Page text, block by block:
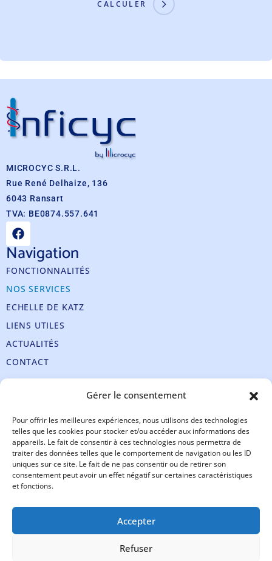
Gérer le consentement
Pour offrir les meilleures expériences, nous utilisons des technologies
telles que les cookies pour stocker et/ou accéder aux informations des
appareils. Le fait de consentir à ces technologies nous permettra de
traiter des données telles que le comportement de navigation ou les ID
uniques sur ce site. Le fait de ne pas consentir ou de retirer son
consentement peut avoir un effet négatif sur certaines caractéristiques
et fonctions.
Accepter
Refuser
CALCULER
MICROCYC S.R.L.
Rue René Delhaize, 136
6043 Ransart
TVA: BE0874.557.641
Navigation
FONCTIONNALITÉS
NOS SERVICES
ECHELLE DE KATZ
LIENS UTILES
ACTUALITÉS
CONTACT
Nos coordonnées
Fax :+32 71 72 79 93
Email :info@inficyc.be
Support en ligne